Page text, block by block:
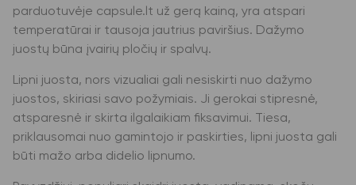
parduotuvėje capsule.lt už gerą kainą, yra atspari
temperatūrai ir tausoja jautrius paviršius. Dažymo
juostų būna įvairių pločių ir spalvų.
Lipni juosta, nors vizualiai gali nesiskirti nuo dažymo
juostos, skiriasi savo požymiais. Ji gerokai stipresnė,
atsparesnė ir skirta ilgalaikiam fiksavimui. Tiesa,
priklausomai nuo gamintojo ir paskirties, lipni juosta gali
būti ​​mažo arba didelio lipnumo.